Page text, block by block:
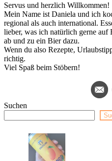
Servus und herzlich Willkommen!
Mein Name ist Daniela und ich
regional als auch international.
lieber, was ich natürlich gerne auf
ab und zu ein Bier dazu.
Wenn du also Rezepte,
richtig.
Viel Spaß beim Stöbern!
Suchen